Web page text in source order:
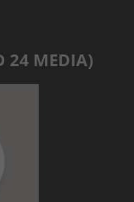
24 MEDIA)